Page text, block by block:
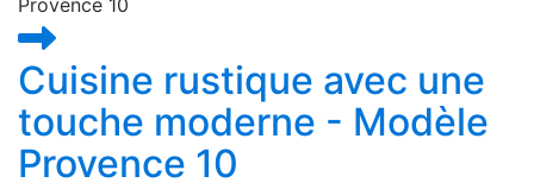
Cuisine rustique avec une
touche moderne - Modèle
Provence 10